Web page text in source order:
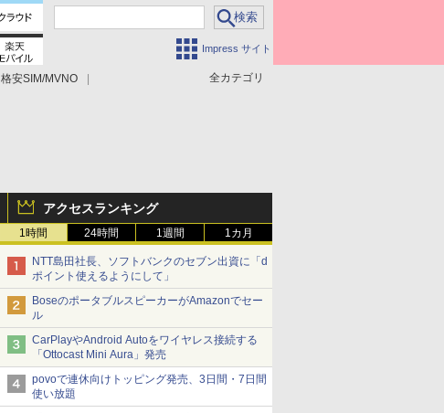
Impress サイト
全カテゴリ
格安SIM/MVNO
アクセスランキング
1時間 24時間 1週間 1カ月
NTT島田社長、ソフトバンクのセブン出資に「d
ポイント使えるようにして」
BoseのポータブルスピーカーがAmazonでセー
ル
CarPlayやAndroid Autoをワイヤレス接続する
「Ottocast Mini Aura」発売
povoで連休向けトッピング発売、3日間・7日間
使い放題